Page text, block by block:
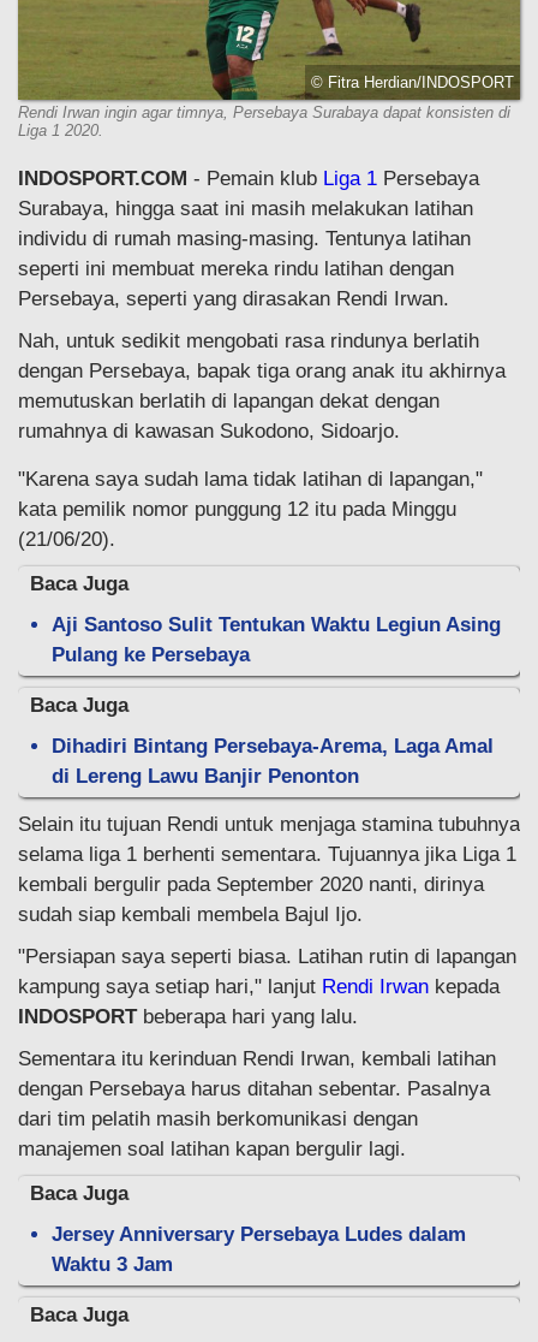
© Fitra Herdian/INDOSPORT
Rendi Irwan ingin agar timnya, Persebaya Surabaya dapat konsisten di
Liga 1 2020.
INDOSPORT.COM - Pemain klub Liga 1 Persebaya
Surabaya, hingga saat ini masih melakukan latihan
individu di rumah masing-masing. Tentunya latihan
seperti ini membuat mereka rindu latihan dengan
Persebaya, seperti yang dirasakan Rendi Irwan.
Nah, untuk sedikit mengobati rasa rindunya berlatih
dengan Persebaya, bapak tiga orang anak itu akhirnya
memutuskan berlatih di lapangan dekat dengan
rumahnya di kawasan Sukodono, Sidoarjo.
"Karena saya sudah lama tidak latihan di lapangan,"
kata pemilik nomor punggung 12 itu pada Minggu
(21/06/20).
Baca Juga
Aji Santoso Sulit Tentukan Waktu Legiun Asing
Pulang ke Persebaya
Baca Juga
Dihadiri Bintang Persebaya-Arema, Laga Amal
di Lereng Lawu Banjir Penonton
Selain itu tujuan Rendi untuk menjaga stamina tubuhnya
selama liga 1 berhenti sementara. Tujuannya jika Liga 1
kembali bergulir pada September 2020 nanti, dirinya
sudah siap kembali membela Bajul Ijo.
"Persiapan saya seperti biasa. Latihan rutin di lapangan
kampung saya setiap hari," lanjut Rendi Irwan kepada
INDOSPORT beberapa hari yang lalu.
Sementara itu kerinduan Rendi Irwan, kembali latihan
dengan Persebaya harus ditahan sebentar. Pasalnya
dari tim pelatih masih berkomunikasi dengan
manajemen soal latihan kapan bergulir lagi.
Baca Juga
Jersey Anniversary Persebaya Ludes dalam
Waktu 3 Jam
Baca Juga